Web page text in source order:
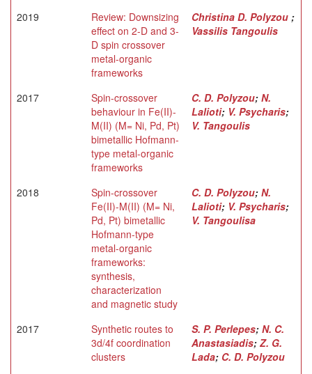
2019
Review: Downsizing
effect on 2-D and 3-
D spin crossover
metal-organic
frameworks
Christina D. Polyzou ;
Vassilis Tangoulis
2017
Spin-crossover
behaviour in Fe(II)-
M(II) (M= Νi, Pd, Pt)
bimetallic Hofmann-
type metal-organic
frameworks
C. D. Polyzou; N.
Lalioti; V. Psycharis;
V. Tangoulis
2018
Spin-crossover
Fe(II)-M(II) (M= Νi,
Pd, Pt) bimetallic
Hofmann-type
metal-organic
frameworks:
synthesis,
characterization
and magnetic study
C. D. Polyzou; N.
Lalioti; V. Psycharis;
V. Tangoulisa
2017
Synthetic routes to
3d/4f coordination
clusters
S. P. Perlepes; N. C.
Anastasiadis; Z. G.
Lada; C. D. Polyzou